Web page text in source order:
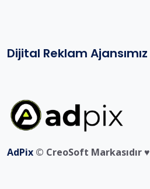
Dijital Reklam Ajansımız
AdPix © CreoSoft Markasıdır ♥️